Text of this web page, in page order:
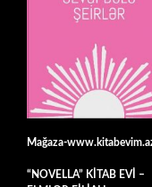
Mağaza-
“NOVELLA” KİTAB EVİ –